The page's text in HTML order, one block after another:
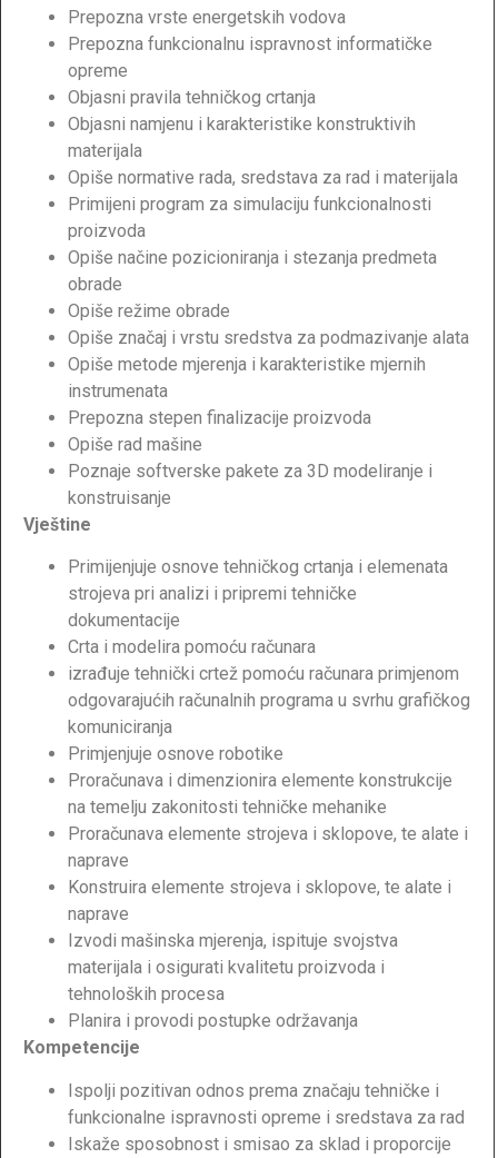
Prepozna vrste energetskih vodova
Prepozna funkcionalnu ispravnost informatičke
opreme
Objasni pravila tehničkog crtanja
Objasni namjenu i karakteristike konstruktivih
materijala
Opiše normative rada, sredstava za rad i materijala
Primijeni program za simulaciju funkcionalnosti
proizvoda
Opiše načine pozicioniranja i stezanja predmeta
obrade
Opiše režime obrade
Opiše značaj i vrstu sredstva za podmazivanje alata
Opiše metode mjerenja i karakteristike mjernih
instrumenata
Prepozna stepen finalizacije proizvoda
Opiše rad mašine
Poznaje softverske pakete za 3D modeliranje i
konstruisanje
Vještine
Primijenjuje osnove tehničkog crtanja i elemenata
strojeva pri analizi i pripremi tehničke
dokumentacije
Crta i modelira pomoću računara
izrađuje tehnički crtež pomoću računara primjenom
odgovarajućih računalnih programa u svrhu grafičkog
komuniciranja
Primjenjuje osnove robotike
Proračunava i dimenzionira elemente konstrukcije
na temelju zakonitosti tehničke mehanike
Proračunava elemente strojeva i sklopove, te alate i
naprave
Konstruira elemente strojeva i sklopove, te alate i
naprave
Izvodi mašinska mjerenja, ispituje svojstva
materijala i osigurati kvalitetu proizvoda i
tehnoloških procesa
Planira i provodi postupke održavanja
Kompetencije
Ispolji pozitivan odnos prema značaju tehničke i
funkcionalne ispravnosti opreme i sredstava za rad
Iskaže sposobnost i smisao za sklad i proporcije